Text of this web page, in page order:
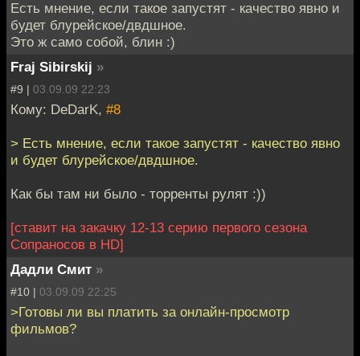
Есть мнение, если такое запустят - качество явно и
будет блурейское/двдшное.
Это ж само собой, блин :)
Fraj Sibirskij »
#9 | 03.09.09 22:23
Кому: DeDarK, #8
> Есть мнение, если такое запустят - качество явно
и будет блурейское/двдшное.
Как бы там ни было - торренты рулят :))
[ставит на закачку 12-13 серию первого сезона
Сопраносов в HD]
Дадли Смит »
#10 | 03.09.09 22:25
>Готовы ли вы платить за онлайн-просмотр
фильмов?